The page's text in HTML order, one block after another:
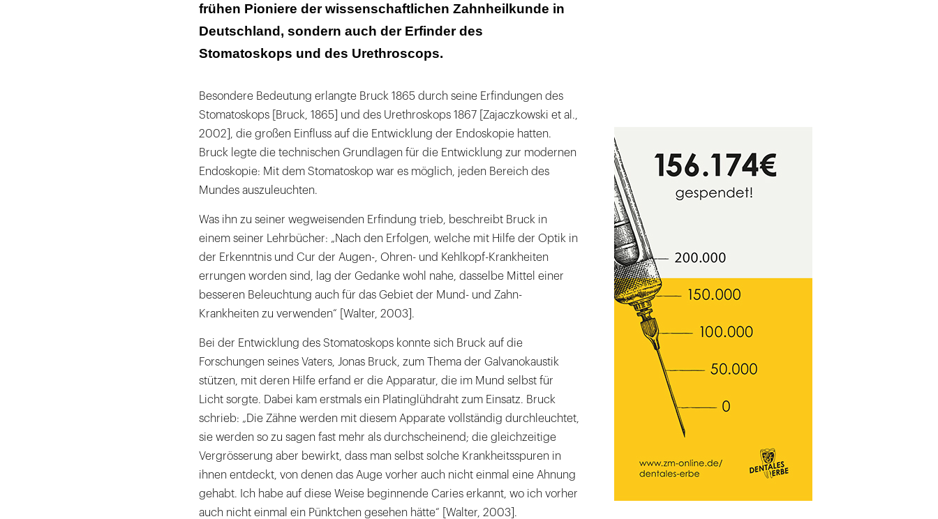
Bruck kämpfte gegen die Kurierfreiheit
frühen Pioniere der wissenschaftlichen Zahnheilkunde in
Deutschland, sondern auch der Erfinder des
Stomatoskops und des Urethroscops.
Besondere Bedeutung erlangte Bruck 1865 durch seine Erfindungen des
Stomatoskops [Bruck, 1865] und des Urethroskops 1867 [Zajaczkowski et al.,
2002], die großen Einfluss auf die Entwicklung der Endoskopie hatten.
Bruck legte die technischen Grundlagen für die Entwicklung zur modernen
Endoskopie: Mit dem Stomatoskop war es möglich, jeden Bereich des
Mundes auszuleuchten.
Was ihn zu seiner wegweisenden Erfindung trieb, beschreibt Bruck in
einem seiner Lehrbücher: „Nach den Erfolgen, welche mit Hilfe der Optik in
der Erkenntnis und Cur der Augen-, Ohren- und Kehlkopf-Krankheiten
errungen worden sind, lag der Gedanke wohl nahe, dasselbe Mittel einer
besseren Beleuchtung auch für das Gebiet der Mund- und Zahn-
Krankheiten zu verwenden“ [Walter, 2003].
Bei der Entwicklung des Stomatoskops konnte sich Bruck auf die
Forschungen seines Vaters, Jonas Bruck, zum Thema der Galvanokaustik
stützen, mit deren Hilfe erfand er die Apparatur, die im Mund selbst für
Licht sorgte. Dabei kam erstmals ein Platinglühdraht zum Einsatz. Bruck
schrieb: „Die Zähne werden mit diesem Apparate vollständig durchleuchtet,
sie werden so zu sagen fast mehr als durchscheinend; die gleichzeitige
Vergrösserung aber bewirkt, dass man selbst solche Krankheitsspuren in
ihnen entdeckt, von denen das Auge vorher auch nicht einmal eine Ahnung
gehabt. Ich habe auf diese Weise beginnende Caries erkannt, wo ich vorher
auch nicht einmal ein Pünktchen gesehen hätte“ [Walter, 2003].